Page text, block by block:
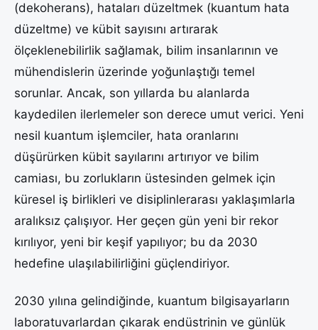
(dekoherans), hataları düzeltmek (kuantum hata
düzeltme) ve kübit sayısını artırarak
ölçeklenebilirlik sağlamak, bilim insanlarının ve
mühendislerin üzerinde yoğunlaştığı temel
sorunlar. Ancak, son yıllarda bu alanlarda
kaydedilen ilerlemeler son derece umut verici. Yeni
nesil kuantum işlemciler, hata oranlarını
düşürürken kübit sayılarını artırıyor ve bilim
camiası, bu zorlukların üstesinden gelmek için
küresel iş birlikleri ve disiplinlerarası yaklaşımlarla
aralıksız çalışıyor. Her geçen gün yeni bir rekor
kırılıyor, yeni bir keşif yapılıyor; bu da 2030
hedefine ulaşılabilirliğini güçlendiriyor.
2030 yılına gelindiğinde, kuantum bilgisayarların
laboratuvarlardan çıkarak endüstrinin ve günlük